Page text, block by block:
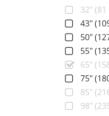
32" (81
43"
50"
55"
65"
75"
85"
98"